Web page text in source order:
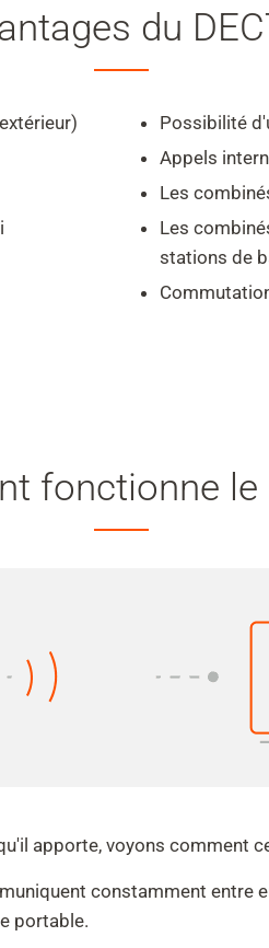
du
Possibilité
Appels
Les
Les
stations de
fonctionne le
apporte, voyons comment
constamment entre
portable.